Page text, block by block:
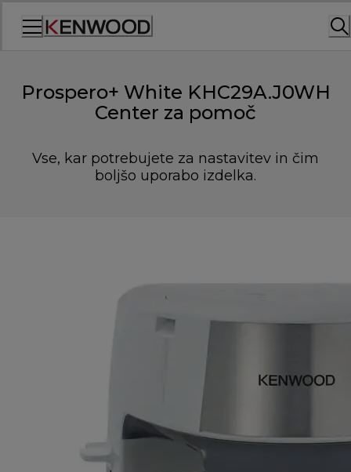
Prospero+ White KHC29A.J0WH
Center za pomoč
Vse, kar potrebujete za nastavitev in čim
boljšo uporabo izdelka.